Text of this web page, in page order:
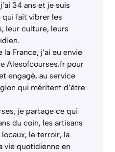
34 ans et je suis
qui fait vibrer les
leur culture, leurs
France, j’ai eu envie
Alesofcourses.fr pour
engagé, au service
qui méritent d’être
je partage ce qui
du coin, les artisans
le terroir, la
vie quotidienne en